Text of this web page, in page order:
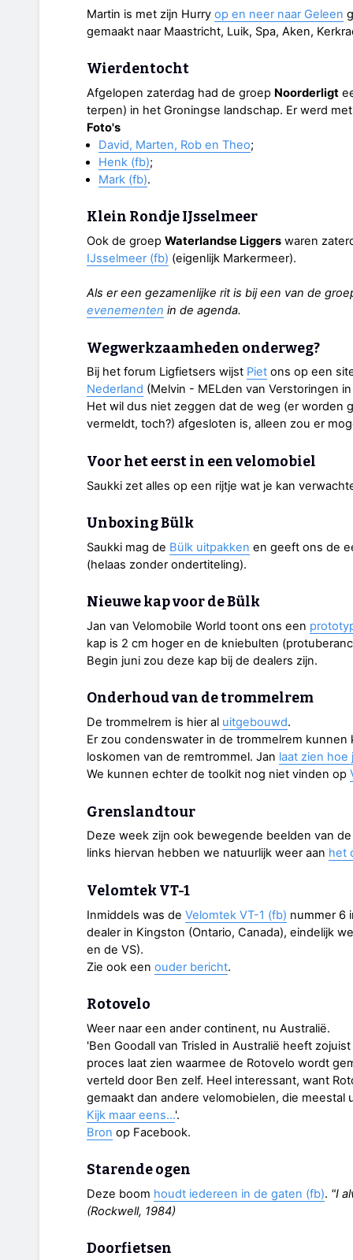
Martin is met zijn Hurry op en neer naar Geleen
gemaakt naar Maastricht, Luik, Spa, Aken,
Wierdentocht
Afgelopen zaterdag had de groep Noorderligt
terpen) in het Groningse landschap. Er werd
Foto's
David, Marten, Rob en Theo;
Henk (fb);
Mark (fb).
Klein Rondje IJsselmeer
Ook de groep Waterlandse Liggers waren
IJsselmeer (fb) (eigenlijk Markermeer).
Als er een gezamenlijke rit is bij een van de
evenementen in de agenda.
Wegwerkzaamheden onderweg?
Bij het forum Ligfietsers wijst Piet ons op een
Nederland (Melvin - MELden van Verstoringen
Het wil dus niet zeggen dat de weg (er worden
vermeldt, toch?) afgesloten is, alleen zou er
Voor het eerst in een velomobiel
Saukki zet alles op een rijtje wat je kan
Unboxing Bülk
Saukki mag de Bülk uitpakken en geeft ons de
(helaas zonder ondertiteling).
Nieuwe kap voor de Bülk
Jan van Velomobile World toont ons een
kap is 2 cm hoger en de kniebulten
Begin juni zou deze kap bij de dealers zijn.
Onderhoud van de trommelrem
De trommelrem is hier al uitgebouwd.
Er zou condenswater in de trommelrem
loskomen van de remtrommel. Jan laat zien hoe
We kunnen echter de toolkit nog niet vinden op
Grenslandtour
Deze week zijn ook bewegende beelden van
links hiervan hebben we natuurlijk weer aan het
Velomtek VT-1
Inmiddels was de Velomtek VT-1 (fb) nummer 6
dealer in Kingston (Ontario, Canada), eindelijk
en de VS).
Zie ook een ouder bericht.
Rotovelo
Weer naar een ander continent, nu Australië.
'Ben Goodall van Trisled in Australië heeft
proces laat zien waarmee de Rotovelo wordt
verteld door Ben zelf. Heel interessant, want
gemaakt dan andere velomobielen, die meestal
Kijk maar eens…'.
Bron op Facebook.
Starende ogen
Deze boom houdt iedereen in de gaten (fb). "I
(Rockwell, 1984)
Doorfietsen